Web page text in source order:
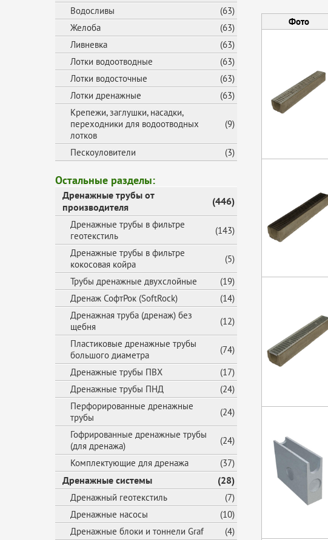
Водосливы
(63)
Желоба
(63)
Ливневка
(63)
Лотки водоотводные
(63)
Лотки водосточные
(63)
Лотки дренажные
(63)
Крепежи, заглушки, насадки,
переходники для водоотводных
лотков
(9)
Пескоуловители (3)
Остальные разделы:
Дренажные трубы от
производителя
(446)
Дренажные трубы в фильтре
геотекстиль
(143)
Дренажные трубы в фильтре
кокосовая койра
(5)
Трубы дренажные двухслойные
(19)
Дренаж СофтРок (SoftRock)
(14)
Дренажная труба (дренаж) без
щебня
(12)
Пластиковые дренажные трубы
большого диаметра
(74)
Дренажные трубы ПВХ
(17)
Дренажные трубы ПНД
(24)
Перфорированные дренажные
трубы
(24)
Гофрированные дренажные трубы
(для дренажа)
(24)
Комплектующие для дренажа
(37)
Дренажные системы (28)
Дренажный геотекстиль
(7)
Дренажные насосы
(10)
Дренажные блоки и тоннели Graf
(4)
Фото